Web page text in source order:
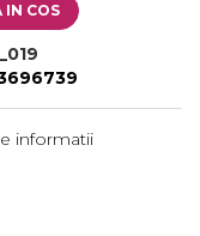
IN COS
informatii